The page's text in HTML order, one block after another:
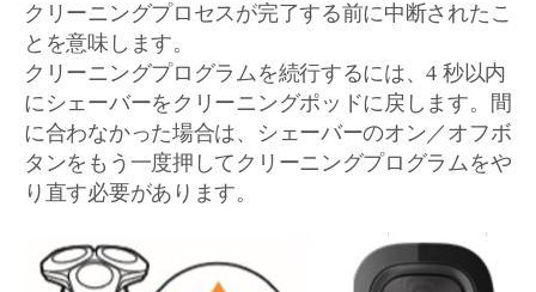
クリーニングプロセスが完了する前に中断されたこ
とを意味します。
クリーニングプログラムを続行するには、4 秒以内
にシェーバーをクリーニングポッドに戻します。間
に合わなかった場合は、シェーバーのオン／オフボ
タンをもう一度押してクリーニングプログラムをや
り直す必要があります。